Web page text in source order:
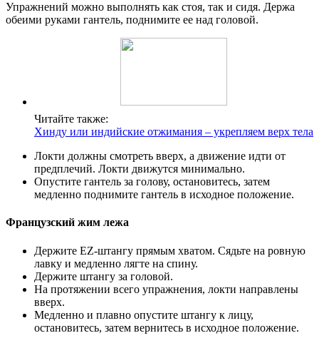
Упражнений можно выполнять как стоя, так и сидя. Держа
обеими руками гантель, поднимите ее над головой.
Читайте также:
Хинду или индийские отжимания – укрепляем верх тела
Локти должны смотреть вверх, а движение идти от
предплечий. Локти движутся минимально.
Опустите гантель за голову, остановитесь, затем
медленно поднимите гантель в исходное положение.
Французский жим лежа
Держите EZ-штангу прямым хватом. Сядьте на ровную
лавку и медленно лягте на спину.
Держите штангу за головой.
На протяжении всего упражнения, локти направлены
вверх.
Медленно и плавно опустите штангу к лицу,
остановитесь, затем вернитесь в исходное положение.